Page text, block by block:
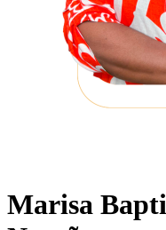
Marisa